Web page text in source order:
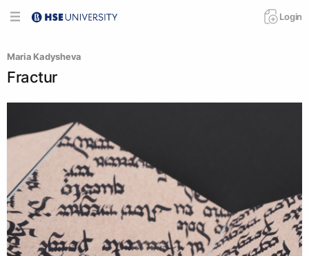
Login
Maria Kadysheva
Fractur